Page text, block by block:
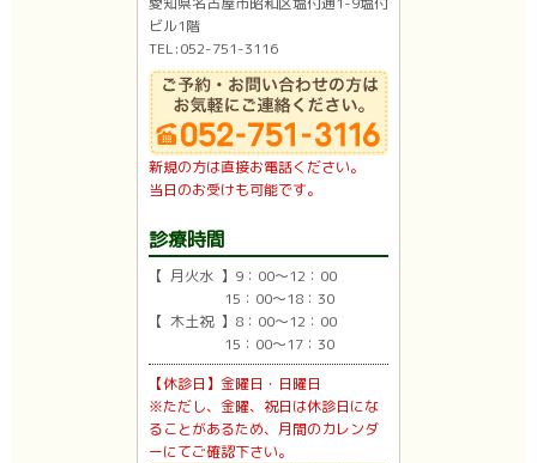
ビル1階
TEL:052-751-3116
新規の方は直接お電話ください。
当日のお受けも可能です。
診療時間
【 月火水 】9：00〜12：00
15：00〜18：30
【 木土祝 】8：00〜12：00
15：00〜17：30
【休診日】金曜日・日曜日
※ただし、金曜、祝日は休診日にな
ることがあるため、月間のカレンダ
ーにてご確認下さい。